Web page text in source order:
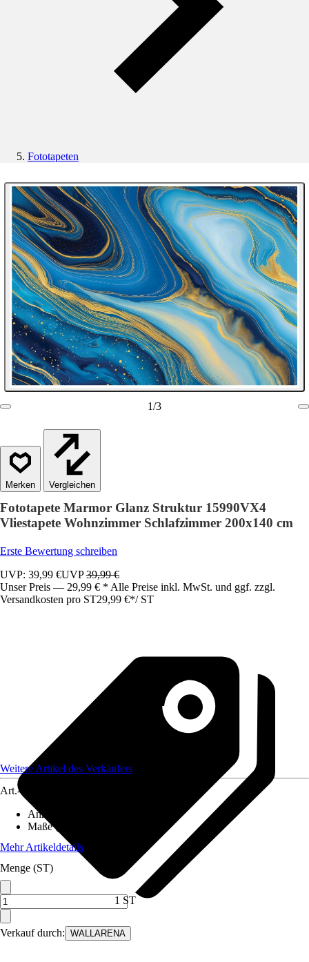
Fototapeten
1/3
Vergleichen
Fototapete Marmor Glanz Struktur 15990VX4
Vliestapete Wohnzimmer Schlafzimmer 200x140 cm
Erste Bewertung schreiben
UVP: 39,99 €UVP39,99 €
Unser Preis — 29,99 € * Alle Preise inkl. MwSt. und ggf. zzgl.
Versandkosten pro ST29,99 €*/ ST
Verkauf durch: WALLARENA
Weitere Artikel des Verkäufers
Art.-Nr.
Anzahl der Teile
Maße (BxH)
Mehr Artikeldetails
Menge (ST)
1 ST